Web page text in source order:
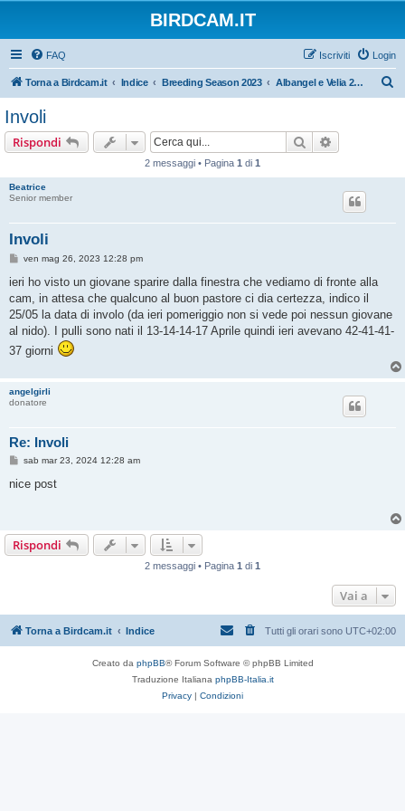
BIRDCAM.IT
FAQ Login
Iscriviti
Torna a Birdcam.it Indice Breeding Season 2023 Albangel e Velia 2023
Involi
Rispondi Cerca
2 messaggi • Pagina 1 di 1
Beatrice
Senior member
Involi
M
s
a
g
o
ven mag 26, 2023 12:28 pm
ieri ho visto un giovane sparire dalla finestra che vediamo di fronte alla
cam, in attesa che qualcuno al buon pastore ci dia certezza, indico il
25/05 la data di involo (da ieri pomeriggio non si vede poi nessun giovane
al nido). I pulli sono nati il 13-14-14-17 Aprile quindi ieri avevano 42-41-41-
37 giorni
angelgirli
donatore
Re: Involi
M
s
i
o
sab mar 23, 2024 12:28 am
nice post
Rispondi
2 messaggi • Pagina 1 di 1
Vai a
Torna a Birdcam.it Indice Tutti gli orari sono UTC+02:00
Creato da phpBB® Forum Software © phpBB Limited
Traduzione Italiana phpBB-Italia.it
Privacy | Condizioni